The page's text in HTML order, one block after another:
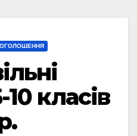
ОГОЛОШЕННЯ
класів